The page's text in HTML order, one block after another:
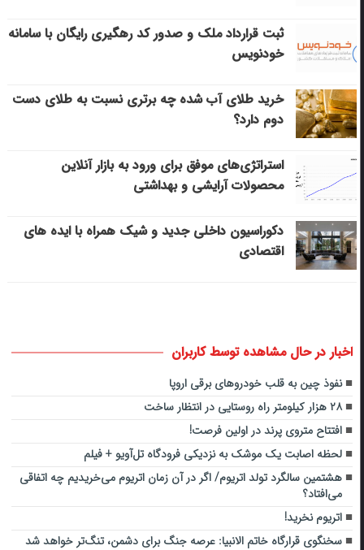
ثبت قرارداد ملک و صدور کد رهگیری رایگان با سامانه
خودنویس
خرید طلای آب شده چه برتری نسبت به طلای دست
دوم دارد؟
استراتژی‌های موفق برای ورود به بازار آنلاین
محصولات آرایشی و بهداشتی
دکوراسیون داخلی جدید و شیک همراه با ایده های
اقتصادی
اخبار در حال مشاهده توسط کاربران
نفوذ چین به قلب خودروهای برقی اروپا
۲۸ هزار کیلومتر راه روستایی در انتظار ساخت
افتتاح متروی پرند در اولین فرصت!
لحظه اصابت یک موشک به نزدیکی فرودگاه تل‌آویو + فیلم
هشتمین سالگرد تولد اتریوم/ اگر در آن زمان اتریوم می‌خریدیم چه اتفاقی
می‌افتاد؟
اتریوم نخرید!
سخنگوی قرارگاه خاتم الانبیا: عرصه جنگ برای دشمن، تنگ‌تر خواهد شد